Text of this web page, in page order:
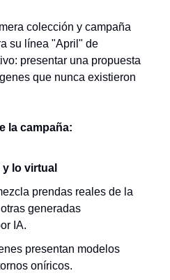
colección y campaña
su línea "April" de
presentar una propuesta
que nunca existieron
la campaña:
lo virtual
prendas reales de la
generadas
IA.
presentan modelos
oníricos.